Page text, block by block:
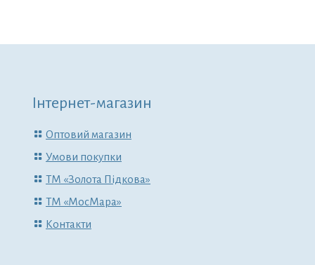
Інтернет-магазин
Оптовий магазин
Умови покупки
ТМ «Золота Підкова»
ТМ «МосМара»
Контакти